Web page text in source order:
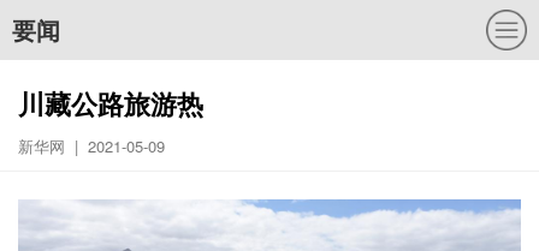
要闻
川藏公路旅游热
新华网 | 2021-05-09